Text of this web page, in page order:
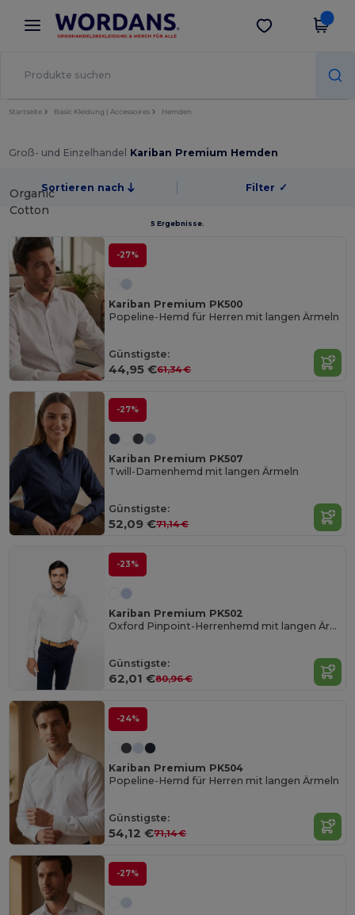
× Wordans App
Bessere Preise in der App!
App holen
Startseite Basic Kleidung | Accessoires Hemden
Groß- und Einzelhandel Kariban Premium Hemden
Sortieren nach Filter ✓
5 Ergebnisse.
Organic
Cotton
-27%
Kariban Premium PK500
Popeline-Hemd für Herren mit langen Ärmeln
Günstigste:
44,95 €61,34 €
-27%
Kariban Premium PK507
Twill-Damenhemd mit langen Ärmeln
Günstigste:
52,09 €71,14 €
-23%
Kariban Premium PK502
Oxford Pinpoint-Herrenhemd mit langen Ärmeln
Günstigste:
62,01 €80,96 €
-24%
Kariban Premium PK504
Popeline-Hemd für Herren mit langen Ärmeln
Günstigste:
54,12 €71,14 €
-27%